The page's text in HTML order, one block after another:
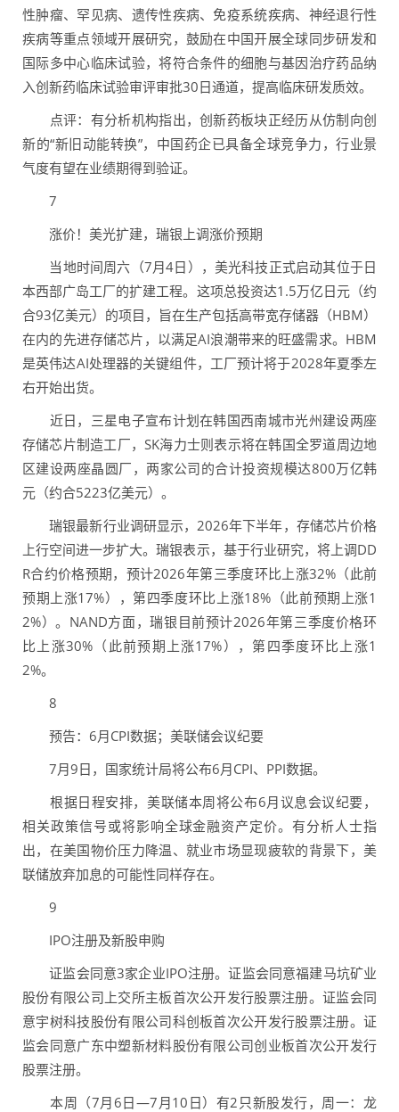
性肿瘤、罕见病、遗传性疾病、免疫系统疾病、神经退行性
疾病等重点领域开展研究，鼓励在中国开展全球同步研发和
国际多中心临床试验，将符合条件的细胞与基因治疗药品纳
入创新药临床试验审评审批30日通道，提高临床研发质效。
点评：有分析机构指出，创新药板块正经历从仿制向创
新的“新旧动能转换”，中国药企已具备全球竞争力，行业景
气度有望在业绩期得到验证。
7
涨价！美光扩建，瑞银上调涨价预期
当地时间周六（7月4日），美光科技正式启动其位于日
本西部广岛工厂的扩建工程。这项总投资达1.5万亿日元（约
合93亿美元）的项目，旨在生产包括高带宽存储器（HBM）
在内的先进存储芯片，以满足AI浪潮带来的旺盛需求。HBM
是英伟达AI处理器的关键组件，工厂预计将于2028年夏季左
右开始出货。
近日，三星电子宣布计划在韩国西南城市光州建设两座
存储芯片制造工厂，SK海力士则表示将在韩国全罗道周边地
区建设两座晶圆厂，两家公司的合计投资规模达800万亿韩
元（约合5223亿美元）。
瑞银最新行业调研显示，2026年下半年，存储芯片价格
上行空间进一步扩大。瑞银表示，基于行业研究，将上调DD
R合约价格预期，预计2026年第三季度环比上涨32%（此前
预期上涨17%），第四季度环比上涨18%（此前预期上涨1
2%）。NAND方面，瑞银目前预计2026年第三季度价格环
比上涨30%（此前预期上涨17%），第四季度环比上涨1
2%。
8
预告：6月CPI数据；美联储会议纪要
7月9日，国家统计局将公布6月CPI、PPI数据。
根据日程安排，美联储本周将公布6月议息会议纪要，
相关政策信号或将影响全球金融资产定价。有分析人士指
出，在美国物价压力降温、就业市场显现疲软的背景下，美
联储放弃加息的可能性同样存在。
9
IPO注册及新股申购
证监会同意3家企业IPO注册。证监会同意福建马坑矿业
股份有限公司上交所主板首次公开发行股票注册。证监会同
意宇树科技股份有限公司科创板首次公开发行股票注册。证
监会同意广东中塑新材料股份有限公司创业板首次公开发行
股票注册。
本周（7月6日—7月10日）有2只新股发行，周一：龙